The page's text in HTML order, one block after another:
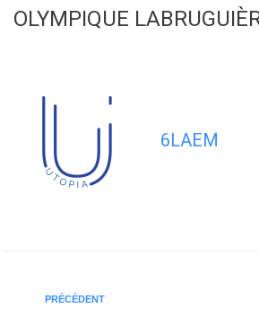
OLYMPIQUE
6LAEM
PRÉCÉDENT